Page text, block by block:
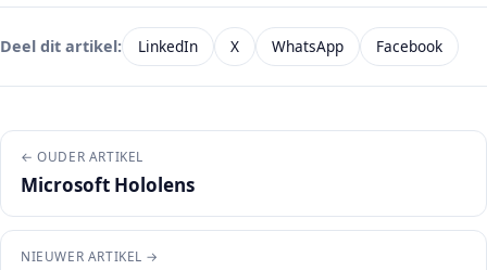
Deel dit artikel: LinkedIn X WhatsApp Facebook
← OUDER ARTIKEL
Microsoft Hololens
NIEUWER ARTIKEL →